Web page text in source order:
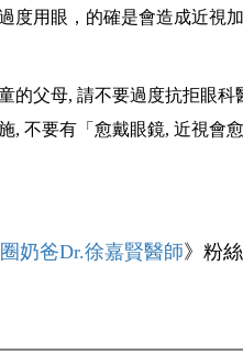
度用眼，的確是會造成近視加
的父母, 請不要過度抗拒眼
, 不要有「愈戴眼鏡, 近視會
奶爸Dr.徐嘉賢醫師》粉